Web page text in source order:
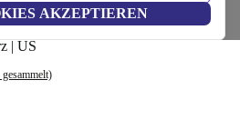
AKZEPTIEREN
| US